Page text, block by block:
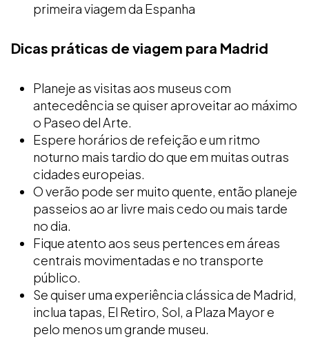
primeira viagem da Espanha
Dicas práticas de viagem para Madrid
Planeje as visitas aos museus com
antecedência se quiser aproveitar ao máximo
o Paseo del Arte.
Espere horários de refeição e um ritmo
noturno mais tardio do que em muitas outras
cidades europeias.
O verão pode ser muito quente, então planeje
passeios ao ar livre mais cedo ou mais tarde
no dia.
Fique atento aos seus pertences em áreas
centrais movimentadas e no transporte
público.
Se quiser uma experiência clássica de Madrid,
inclua tapas, El Retiro, Sol, a Plaza Mayor e
pelo menos um grande museu.